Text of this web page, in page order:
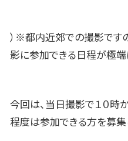
）※都内近郊での撮影です
影に参加できる日程が極端
今回は、当日撮影で１０時
程度は参加できる方を募集